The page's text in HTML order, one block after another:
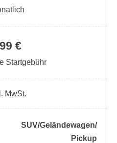
€
Startgebühr
MwSt.
SUV/​Geländewagen/​
Pickup